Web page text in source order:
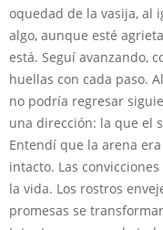
oquedad de la vasija, al
algo, aunque esté
está. Seguí avanzando,
huellas con cada paso.
no podría regresar
una dirección: la que el
Entendí que la arena
intacto. Las
la vida. Los rostros
promesas se